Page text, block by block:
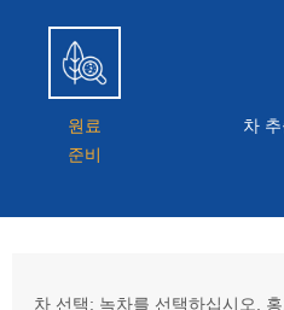
원료
준비
차
차 선택: 녹차를 선택하십시오,